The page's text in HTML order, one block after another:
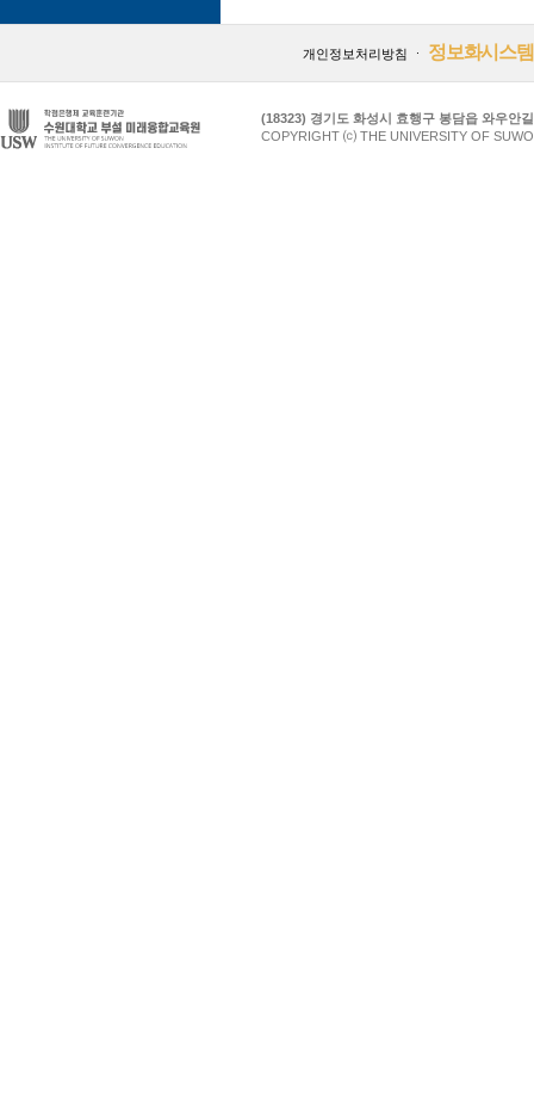
개인정보처리방침 ㆍ 정보화시스템
(18323) 경기도 화성시 효행구 봉담읍 와우안
COPYRIGHT ⒞ THE UNIVERSITY OF